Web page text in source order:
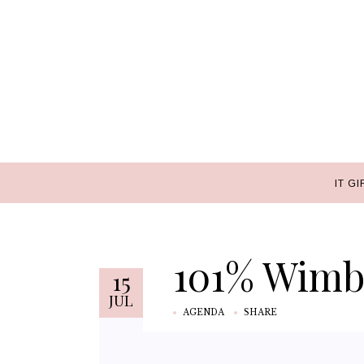
IT
IT
15
JUL 101%
AGENDA SHARE